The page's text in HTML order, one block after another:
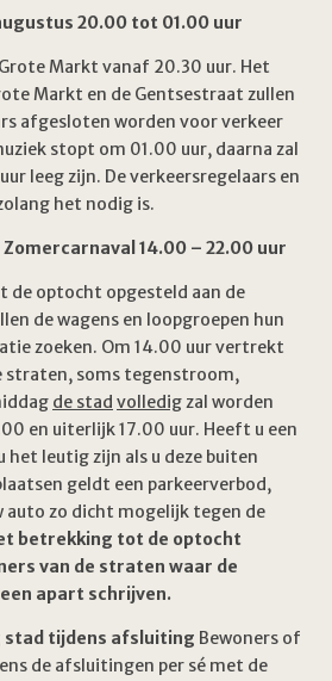
20.00 tot 01.00 uur
Markt vanaf 20.30 uur. Het
Markt en de Gentsestraat zullen
afgesloten worden voor verkeer
stopt om 01.00 uur, daarna zal
leeg zijn. De verkeersregelaars en
het nodig is.
14.00 – 22.00 uur
de optocht opgesteld aan de
de wagens en loopgroepen hun
zoeken. Om 14.00 uur vertrekt
straten, soms tegenstroom,
de stad volledigzal worden
en uiterlijk 17.00 uur. Heeft u een
het leutig zijn als u deze buiten
geldt een parkeerverbod,
auto zo dicht mogelijk tegen de
betrekking tot de optocht
van de straten waar de
apart schrijven.
tijdens afsluiting Bewoners of
de afsluitingen per sé met de